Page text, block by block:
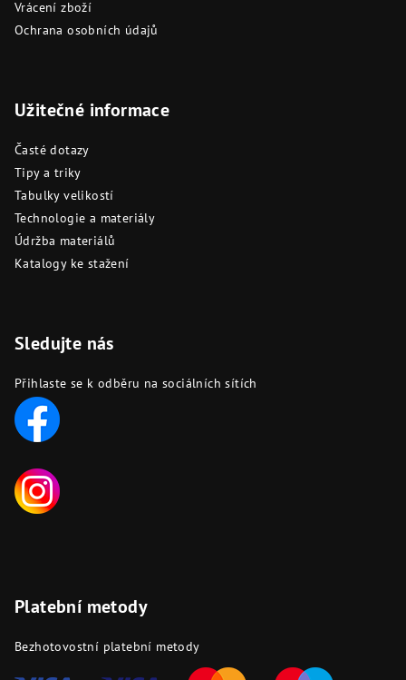
Vrácení zboží
Ochrana osobních údajů
Užitečné informace
Časté dotazy
Tipy a triky
Tabulky velikostí
Technologie a materiály
Údržba materiálů
Katalogy ke stažení
Sledujte nás
Přihlaste se k odběru na sociálních sítích
Platební metody
Bezhotovostní platební metody